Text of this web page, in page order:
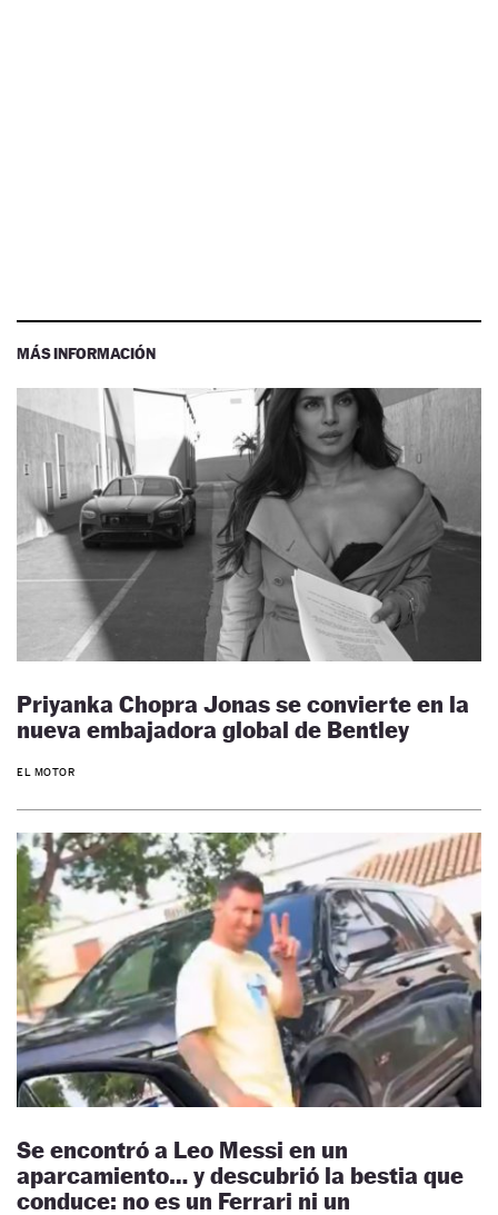
MÁS INFORMACIÓN
Priyanka Chopra Jonas se convierte en la
nueva embajadora global de Bentley
EL MOTOR
Se encontró a Leo Messi en un
aparcamiento… y descubrió la bestia que
conduce: no es un Ferrari ni un